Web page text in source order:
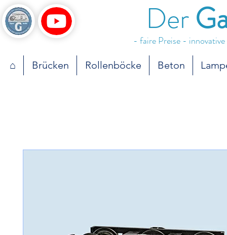
Der
- faire Preise -
⌂ Brücken Rollenböcke Beton